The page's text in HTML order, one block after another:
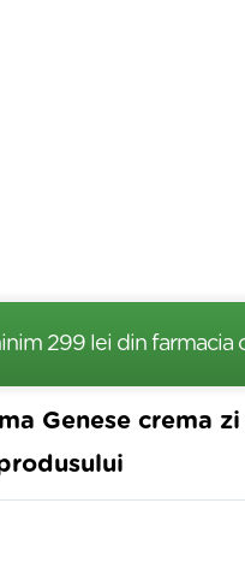
299 lei din farmacia
Genese crema